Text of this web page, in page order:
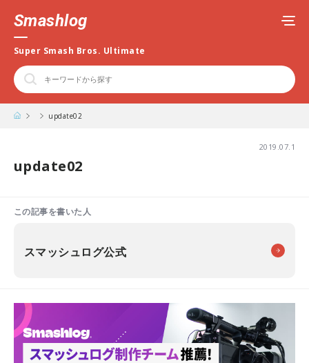
Smashlog
Super Smash Bros. Ultimate
update02
2019.07.1
update02
この記事を書いた人
スマッシュログ公式